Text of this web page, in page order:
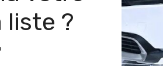
liste ?